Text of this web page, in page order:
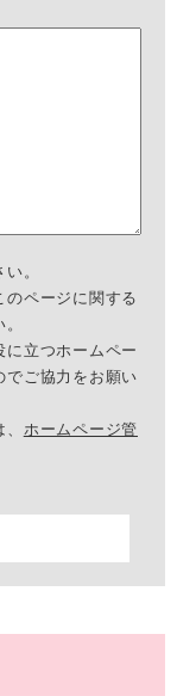
。
ページに関する
立つホームペー
でご協力をお願い
ホームページ管